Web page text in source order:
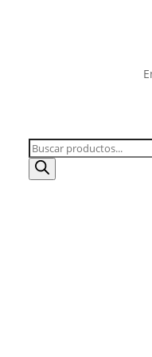
BÚSQUEDA
DE
PRODUCTOS